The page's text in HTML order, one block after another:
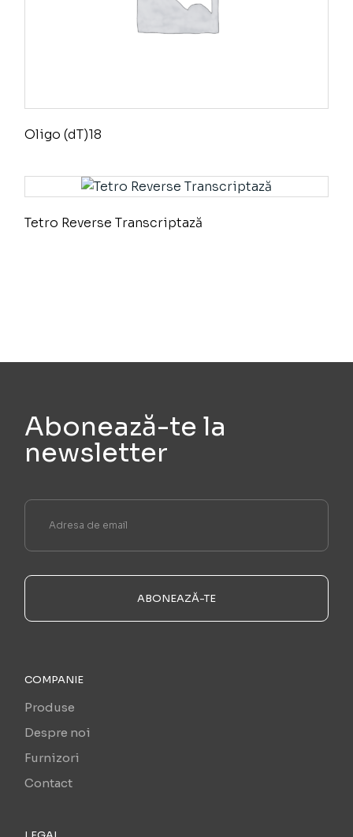
Oligo (dT)18
Tetro Reverse Transcriptază
Abonează-te la
newsletter
ABONEAZĂ-TE
COMPANIE
Produse
Despre noi
Furnizori
Contact